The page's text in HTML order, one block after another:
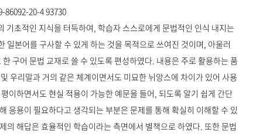
20-4 93730
기초적인 지식을 터득하여, 학습자 스스로에게 문법적인 인식 내지는
일본어를 구사할 수 있게 하는 것을 목적으로 쓰여진 것이며, 아울러
구어 문법 교재로 쓸 수 있도록 편성하였다. 내용은 주로 활용하는 품
우리말과 거의 같은 체계이면서도 미묘한 뉘앙스에 차이가 있어 사용
이하면서도 현실 적용이 가능한 예문을 들어, 되도록 알기 쉽게 간단
응용이 필요하다고 생각되는 부분은 문제를 통해 확실히 이해할 수 있
의 해답은 효율적인 학습이라는 측면에서 별책으로 하였다. 또한 문법